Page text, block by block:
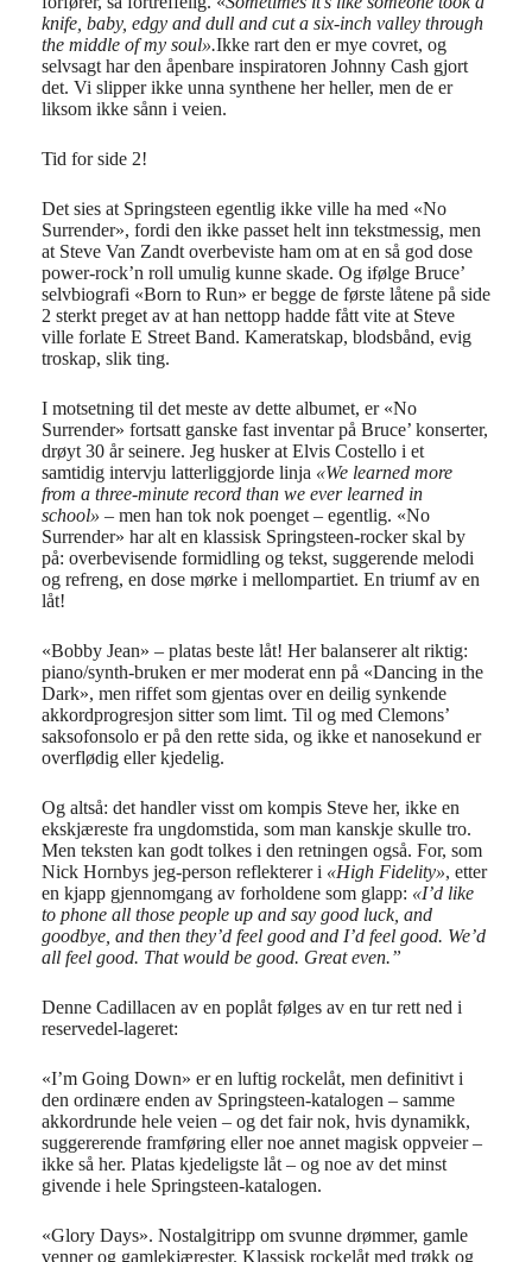
knife, baby, edgy and dull and cut a six-inch valley through
the middle of my soul».Ikke rart den er mye covret, og
selvsagt har den åpenbare inspiratoren Johnny Cash gjort
det. Vi slipper ikke unna synthene her heller, men de er
liksom ikke sånn i veien.
Tid for side 2!
Det sies at Springsteen egentlig ikke ville ha med «No
Surrender», fordi den ikke passet helt inn tekstmessig, men
at Steve Van Zandt overbeviste ham om at en så god dose
power-rock’n roll umulig kunne skade. Og ifølge Bruce’
selvbiografi «Born to Run» er begge de første låtene på side
2 sterkt preget av at han nettopp hadde fått vite at Steve
ville forlate E Street Band. Kameratskap, blodsbånd, evig
troskap, slik ting.
I motsetning til det meste av dette albumet, er «No
Surrender» fortsatt ganske fast inventar på Bruce’ konserter,
drøyt 30 år seinere. Jeg husker at Elvis Costello i et
samtidig intervju latterliggjorde linja «We learned more
from a three-minute record than we ever learned in
school» – men han tok nok poenget – egentlig. «No
Surrender» har alt en klassisk Springsteen-rocker skal by
på: overbevisende formidling og tekst, suggerende melodi
og refreng, en dose mørke i mellompartiet. En triumf av en
låt!
«Bobby Jean» – platas beste låt! Her balanserer alt riktig:
piano/synth-bruken er mer moderat enn på «Dancing in the
Dark», men riffet som gjentas over en deilig synkende
akkordprogresjon sitter som limt. Til og med Clemons’
saksofonsolo er på den rette sida, og ikke et nanosekund er
overflødig eller kjedelig.
Og altså: det handler visst om kompis Steve her, ikke en
ekskjæreste fra ungdomstida, som man kanskje skulle tro.
Men teksten kan godt tolkes i den retningen også. For, som
Nick Hornbys jeg-person reflekterer i «High Fidelity», etter
en kjapp gjennomgang av forholdene som glapp: «I’d like
to phone all those people up and say good luck, and
goodbye, and then they’d feel good and I’d feel good. We’d
all feel good. That would be good. Great even.”
Denne Cadillacen av en poplåt følges av en tur rett ned i
reservedel-lageret:
«I’m Going Down» er en luftig rockelåt, men definitivt i
den ordinære enden av Springsteen-katalogen – samme
akkordrunde hele veien – og det fair nok, hvis dynamikk,
suggererende framføring eller noe annet magisk oppveier –
ikke så her. Platas kjedeligste låt – og noe av det minst
givende i hele Springsteen-katalogen.
«Glory Days». Nostalgitripp om svunne drømmer, gamle
venner og gamlekjærester. Klassisk rockelåt med trøkk og